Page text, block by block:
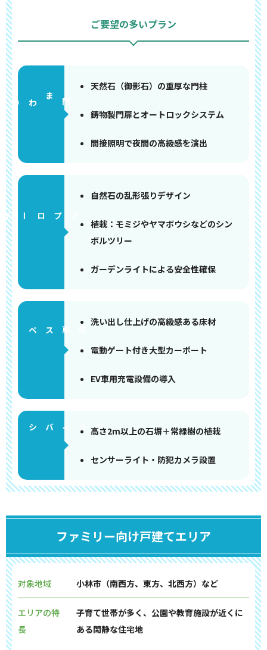
ご要望の多いプラン
門まわり
天然石（御影石）の重厚な門柱
鋳物製門扉とオートロックシステム
間接照明で夜間の高級感を演出
アプローチ
自然石の乱形張りデザイン
植栽：モミジやヤマボウシなどのシン
ボルツリー
ガーデンライトによる安全性確保
洗い出し仕上げの高級感ある床材
電動ゲート付き大型カーポート
EV車用充電設備の導入
高さ2m以上の石塀＋常緑樹の植栽
センサーライト・防犯カメラ設置
ファミリー向け戸建てエリア
対象地域 小林市（南西方、東方、北西方）など
エリアの特
長
子育て世帯が多く、公園や教育施設が近くに
ある閑静な住宅地